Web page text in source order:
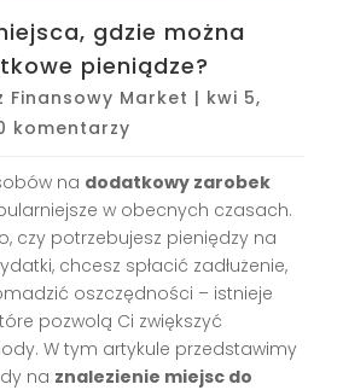
gdzie można
pieniądze?
Finansowy Market | kwi 5,
komentarzy
na dodatkowy zarobek
w obecnych czasach.
czy potrzebujesz pieniędzy na
chcesz spłacić zadłużenie,
oszczędności – istnieje
pozwolą Ci zwiększyć
W tym artykule przedstawimy
na znalezienie miejsc do